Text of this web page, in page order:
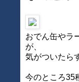
おでん缶やラ
が、
気がついたら
今のところ35